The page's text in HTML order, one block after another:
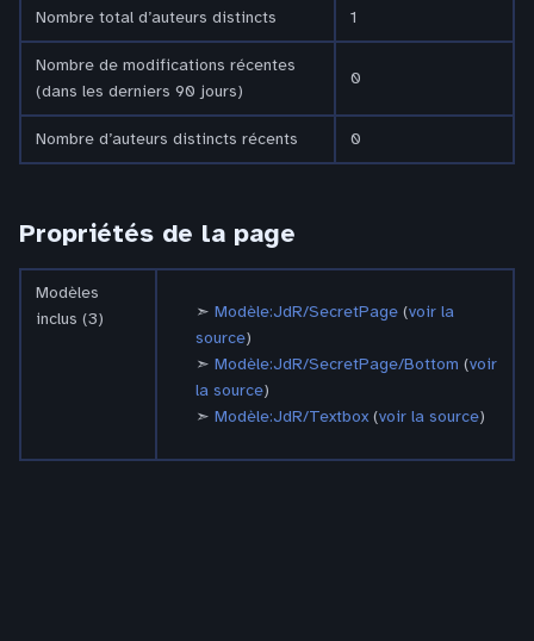
Nombre total d’auteurs distincts 1
Nombre de modifications récentes
(dans les derniers 90 jours)
0
Nombre d’auteurs distincts récents 0
Propriétés de la page
Modèles
inclus (3)
Modèle:JdR/SecretPage (voir la
source)
Modèle:JdR/SecretPage/Bottom (voir
la source)
Modèle:JdR/Textbox(voir la source)